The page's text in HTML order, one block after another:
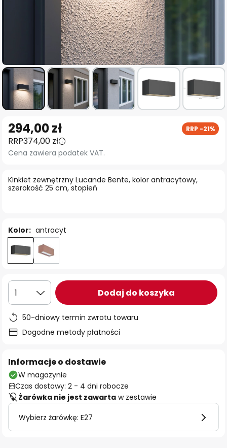
na
początek
galerii
Kinkiet zewnętrzny Lucande Bente, kolor antracytowy,
szerokość 25 cm, stopień
294,00 zł RRP -21%
RRP374,00 zł
Cena zawiera podatek VAT.
Kolor: antracyt
1 Dodaj do koszyka
50-dniowy termin zwrotu towaru
Dogodne metody płatności
Informacje o dostawie
W magazynie
Czas dostawy: 2 - 4 dni robocze
Żarówka nie jest zawarta w zestawie
Wybierz żarówkę: E27